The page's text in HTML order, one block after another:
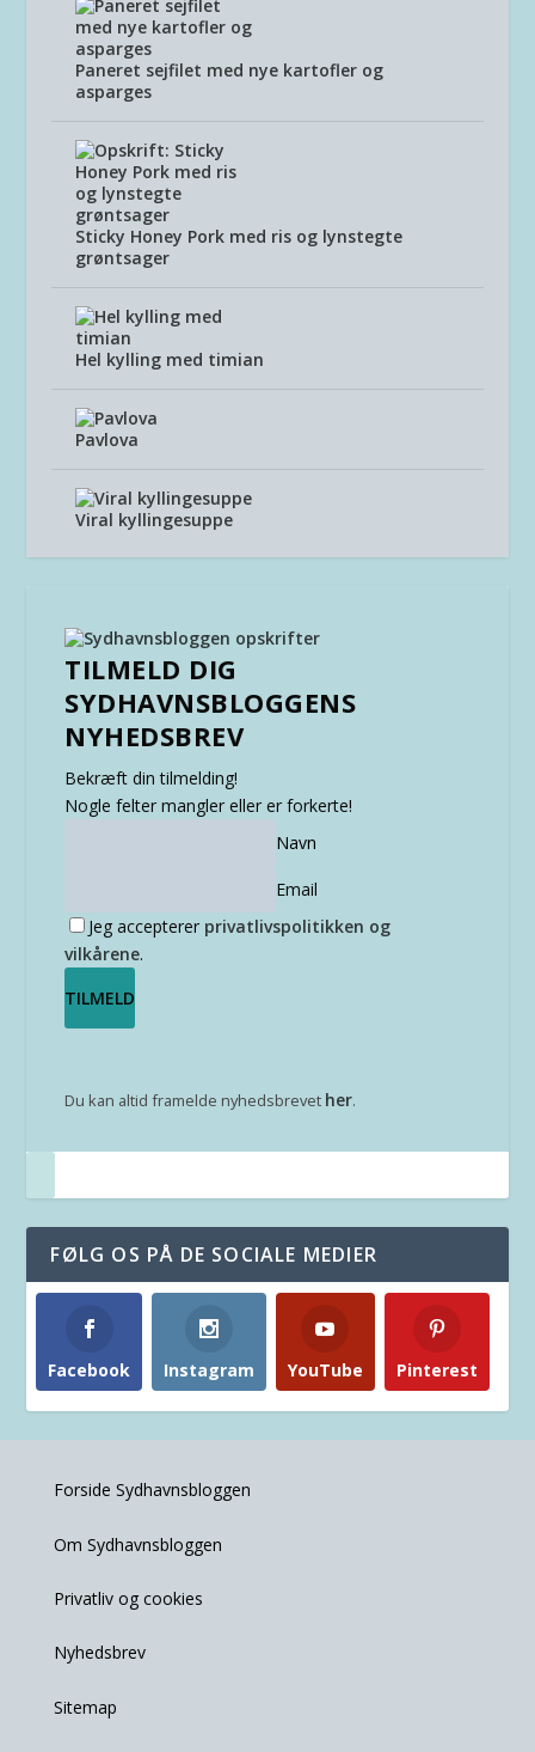
Paneret sejfilet med nye kartofler og
asparges
Sticky Honey Pork med ris og lynstegte
grøntsager
Hel kylling med timian
Pavlova
Viral kyllingesuppe
TILMELD DIG
SYDHAVNSBLOGGENS
NYHEDSBREV
Bekræft din tilmelding!
Nogle felter mangler eller er forkerte!
Navn
Email
Jeg accepterer privatlivspolitikken og
vilkårene.
Du kan altid framelde nyhedsbrevet her.
FØLG OS PÅ DE SOCIALE MEDIER
Facebook Instagram YouTube Pinterest
Forside Sydhavnsbloggen
Om Sydhavnsbloggen
Privatliv og cookies
Nyhedsbrev
Sitemap